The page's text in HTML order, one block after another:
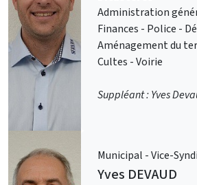
Administration
Finances - Police -
Aménagement du
Cultes - Voirie
Suppléant : Yves
Municipal - Vice-
Yves DEVAUD